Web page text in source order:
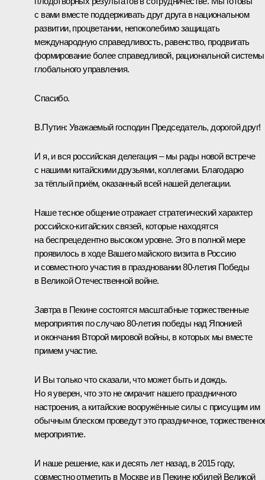
с вами вместе поддерживать друг друга в национальном
развитии, процветании, непоколебимо защищать
международную справедливость, равенство, продвигать
формирование более справедливой, рациональной системы
глобального управления.
Спасибо.
В.Путин: Уважаемый господин Председатель, дорогой друг!
И я, и вся российская делегация – мы рады новой встрече
с нашими китайскими друзьями, коллегами. Благодарю
за тёплый приём, оказанный всей нашей делегации.
Наше тесное общение отражает стратегический характер
российско-китайских связей, которые находятся
на беспрецедентно высоком уровне. Это в полной мере
проявилось в ходе Вашего майского визита в Россию
и совместного участия в праздновании 80-летия Победы
в Великой Отечественной войне.
Завтра в Пекине состоятся масштабные торжественные
мероприятия по случаю 80-летия победы над Японией
и окончания Второй мировой войны, в которых мы вместе
примем участие.
И Вы только что сказали, что может быть и дождь.
Но я уверен, что это не омрачит нашего праздничного
настроения, а китайские вооружённые силы с присущим им
обычным блеском проведут это праздничное,
мероприятие.
И наше решение, как и десять лет назад, в 2015 году,
совместно отметить в Москве и в Пекине юбилей Великой